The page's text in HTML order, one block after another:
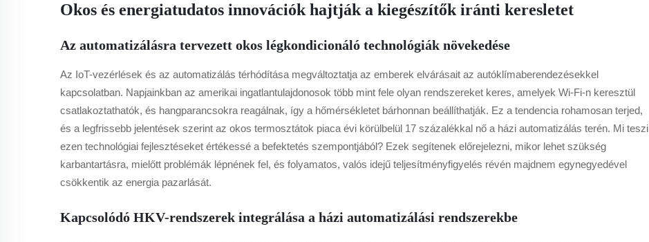
Okos és energiatudatos innovációk hajtják a kiegészítők iránti keresletet
Az automatizálásra tervezett okos légkondicionáló technológiák növekedése
Az IoT-vezérlések és az automatizálás térhódítása megváltoztatja az emberek elvárásait az autóklímaberendezésekkel
kapcsolatban. Napjainkban az amerikai ingatlantulajdonosok több mint fele olyan rendszereket keres, amelyek Wi-Fi-n keresztül
csatlakoztathatók, és hangparancsokra reagálnak, így a hőmérsékletet bárhonnan beállíthatják. Ez a tendencia rohamosan terjed,
és a legfrissebb jelentések szerint az okos termosztátok piaca évi körülbelül 17 százalékkal nő a házi automatizálás terén. Mi teszi
ezen technológiai fejlesztéseket értékessé a befektetés szempontjából? Ezek segítenek előrejelezni, mikor lehet szükség
karbantartásra, mielőtt problémák lépnének fel, és folyamatos, valós idejű teljesítményfigyelés révén majdnem egynegyedével
csökkentik az energia pazarlását.
Kapcsolódó HKV-rendszerek integrálása a házi automatizálási rendszerekbe